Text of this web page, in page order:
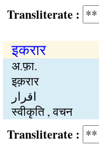
:
इकरार
अ.फ़ा.
इक़रार
اقرار
स्वीकृति , वचन
: